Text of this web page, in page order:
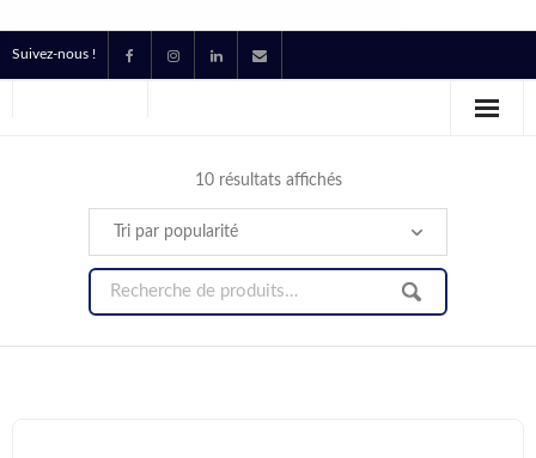
Suivez-nous !
Production
10 résultats affichés